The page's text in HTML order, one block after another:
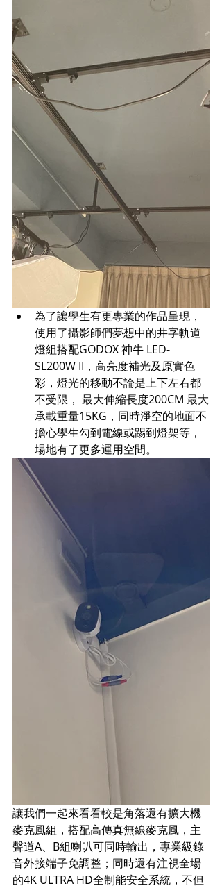
為了讓學生有更專業的作品呈現，
使用了攝影師們夢想中的井字軌道
燈組搭配GODOX 神牛 LED-
SL200W II，高亮度補光及原實色
彩，燈光的移動不論是上下左右都
不受限， 最大伸縮長度200CM 最大
承載重量15KG，同時淨空的地面不
擔心學生勾到電線或踢到燈架等，
場地有了更多運用空間。
讓我們一起來看看較是角落還有擴大機
麥克風組，搭配高傳真無線麥克風，主
聲道A、B組喇叭可同時輸出，專業級錄
音外接端子免調整；同時還有注視全場
的4K ULTRA HD全制能安全系統，不但